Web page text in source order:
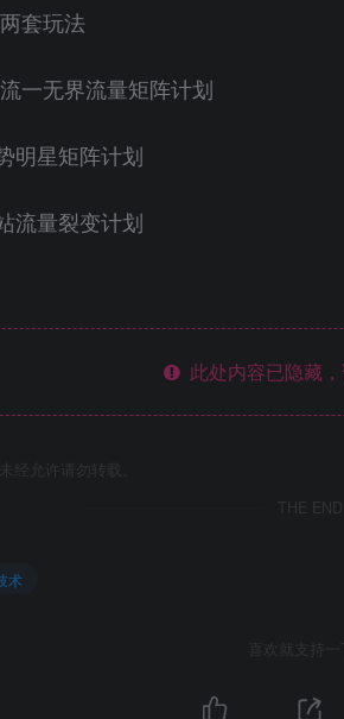
套玩法
一无界流量矩阵计划
明星矩阵计划
流量裂变计划
此处内容已隐藏
经允许请勿转载。
THE END
术
喜欢就支持一